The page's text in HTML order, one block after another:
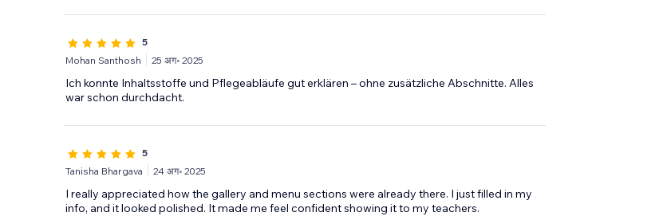
5
Mohan Santhosh
25 अग॰ 2025
Ich konnte Inhaltsstoffe und Pflegeabläufe gut erklären – ohne zusätzliche Abschnitte. Alles
war schon durchdacht.
5
Tanisha Bhargava
24 अग॰ 2025
I really appreciated how the gallery and menu sections were already there. I just filled in my
info, and it looked polished. It made me feel confident showing it to my teachers.